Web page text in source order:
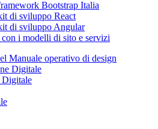
Bootstrap Italia
di sviluppo React
di sviluppo Angular
i modelli di sito e servizi
Manuale operativo di design
Digitale